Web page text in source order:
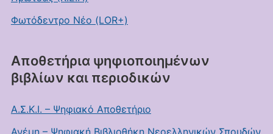
Φωτόδεντρο Νέο (LOR+)
Αποθετήρια ψηφιοποιημένων
βιβλίων και περιοδικών
Α.Σ.Κ.Ι. – Ψηφιακό Αποθετήριο
Ανέμη – Ψηφιακή Βιβλιοθήκη Νεοελληνικών Σπουδών